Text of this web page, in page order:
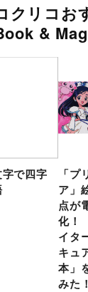
クリコお
&
字で四字
「プ
ア」
点が
化！
イタ
キュ
本」
みた！